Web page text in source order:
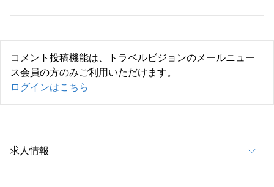
コメント投稿機能は、トラベルビジョンのメールニュー
ス会員の方のみご利用いただけます。
ログインはこちら
求人情報